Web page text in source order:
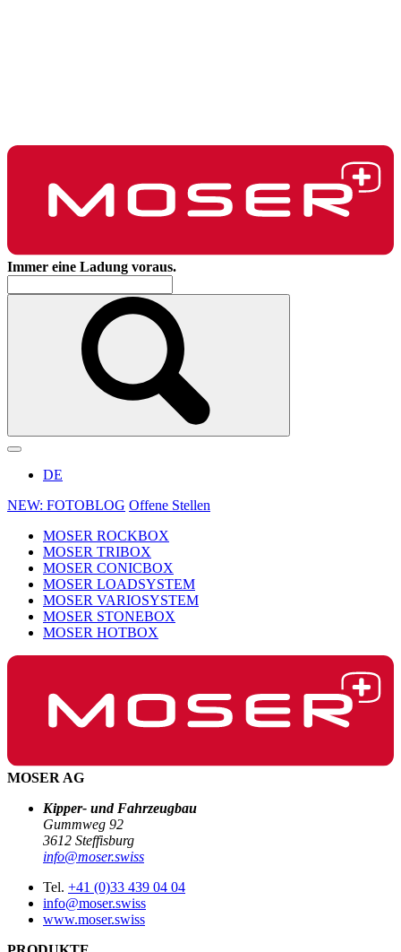
Immer eine Ladung voraus.
DE
NEW: FOTOBLOG Offene Stellen
MOSER ROCKBOX
MOSER TRIBOX
MOSER CONICBOX
MOSER LOADSYSTEM
MOSER VARIOSYSTEM
MOSER STONEBOX
MOSER HOTBOX
MOSER AG
Kipper- und Fahrzeugbau
Gummweg 92
3612 Steffisburg
info@moser.swiss
Tel. +41 (0)33 439 04 04
info@moser.swiss
www.moser.swiss